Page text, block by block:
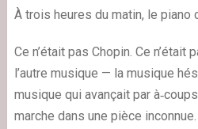
À trois heures du matin, le piano
Ce n’était pas Chopin. Ce n’était
l’autre musique — la musique
musique qui avançait par
marche dans une pièce